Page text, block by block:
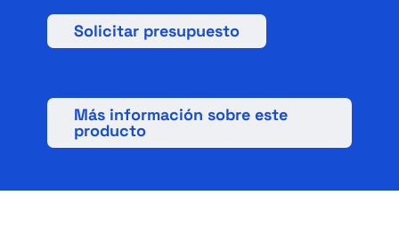
Solicitar presupuesto
Más información sobre este
producto